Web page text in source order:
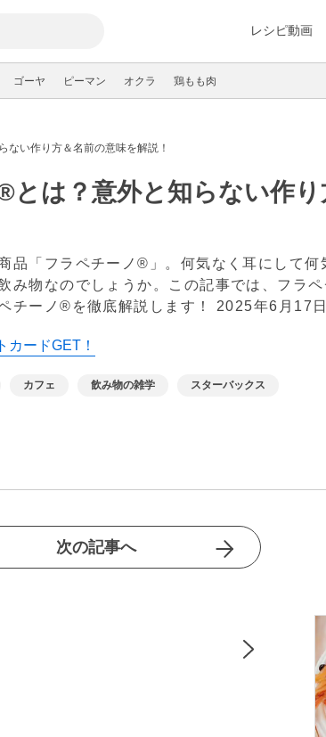
レシピ動画
ゴーヤ ピーマン オクラ 鶏もも肉
ない作り方＆名前の意味を解説！
とは？意外と知らない作
品「フラペチーノ®」。何気なく耳にして何
み物なのでしょうか。この記事では、フラ
チーノ®を徹底解説します！ 2025年6月17
カードGET！
カフェ 飲み物の雑学 スターバックス
次の記事へ